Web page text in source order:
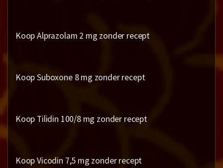
Koop Alprazolam 2 mg zonder recept
Koop Suboxone 8 mg zonder recept
Koop Tilidin 100/8 mg zonder recept
Koop Vicodin 7,5 mg zonder recept